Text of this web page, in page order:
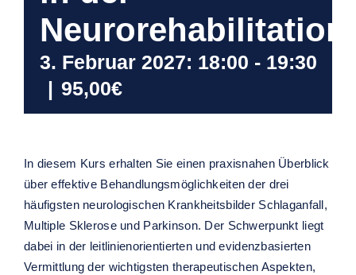
Neurorehabilitation
3. Februar 2027: 18:00 - 19:30
| 95,00€
In diesem Kurs erhalten Sie einen praxisnahen Überblick
über effektive Behandlungsmöglichkeiten der drei
häufigsten neurologischen Krankheitsbilder Schlaganfall,
Multiple Sklerose und Parkinson. Der Schwerpunkt liegt
dabei in der leitlinienorientierten und evidenzbasierten
Vermittlung der wichtigsten therapeutischen Aspekten,